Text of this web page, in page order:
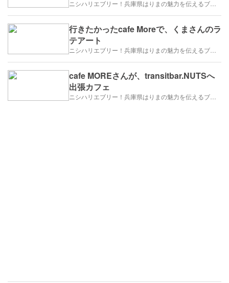
行きたかったcafe Moreで、くまさんのラ
テアート
cafe MOREさんが、transitbar.NUTSへ
出張カフェ